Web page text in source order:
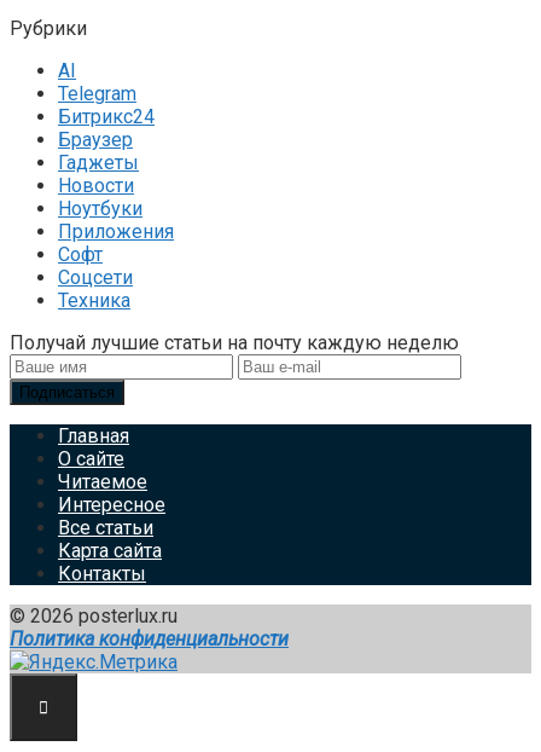
Рубрики
AI
Telegram
Битрикс24
Браузер
Гаджеты
Новости
Ноутбуки
Приложения
Софт
Соцсети
Техника
Получай лучшие статьи на почту каждую неделю
Подписаться
Главная
О сайте
Читаемое
Интересное
Все статьи
Карта сайта
Контакты
© 2026 posterlux.ru
Политика конфиденциальности